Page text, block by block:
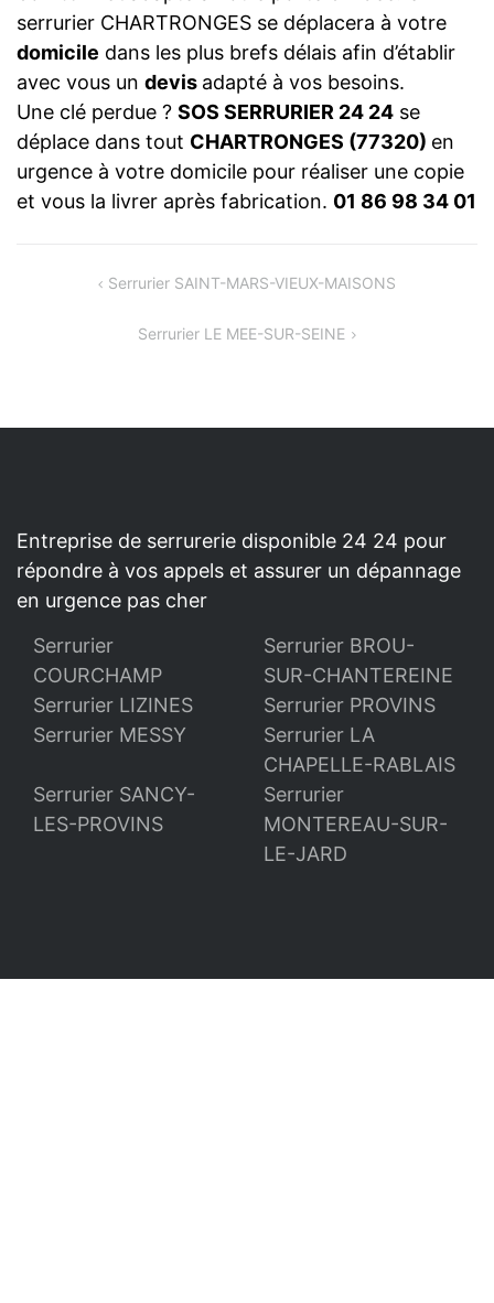
serrurier CHARTRONGES se déplacera à votre
domicile dans les plus brefs délais afin d’établir
avec vous un devis adapté à vos besoins.
Une clé perdue ? SOS SERRURIER 24 24 se
déplace dans tout CHARTRONGES (77320) en
urgence à votre domicile pour réaliser une copie
et vous la livrer après fabrication. 01 86 98 34 01
NAVIGATIONSerrurier SAINT-MARS-VIEUX-MAISONS
Serrurier LE MEE-SUR-SEINE
Entreprise de serrurerie disponible 24 24 pour
répondre à vos appels et assurer un dépannage
en urgence pas cher
Serrurier
COURCHAMP
Serrurier BROU-
SUR-CHANTEREINE
Serrurier LIZINES
Serrurier PROVINS
Serrurier MESSY
Serrurier LA
CHAPELLE-RABLAIS
Serrurier SANCY-
LES-PROVINS
Serrurier
MONTEREAU-SUR-
LE-JARD